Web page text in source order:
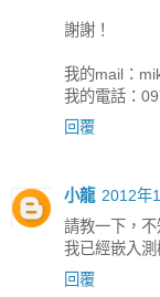
謝謝！
我的mail：
我的電話：
回覆
小龍 2012年
請教一下，
我已經嵌入
回覆